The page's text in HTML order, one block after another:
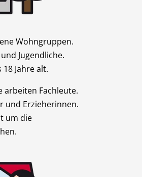
Wohngruppen.
Jugendliche.
Jahre alt.
arbeiten Fachleute.
und Erzieherinnen.
um die